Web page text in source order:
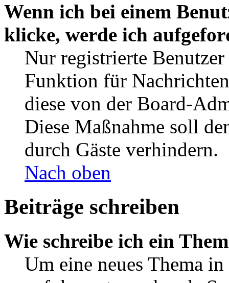
Wenn ich bei einem
klicke, werde ich
Nur registrierte
Funktion für
diese von der Board-
Diese Maßnahme soll
durch Gäste verhindern.
Nach oben
Beiträge schreiben
Wie schreibe ich ein
Um eine neues Thema